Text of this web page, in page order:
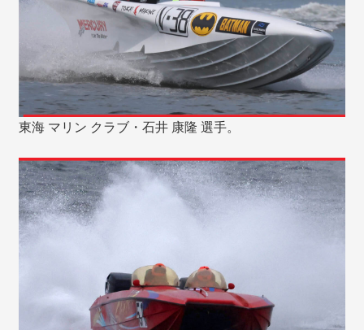
東海 マリン クラブ・石井 康隆 選手。